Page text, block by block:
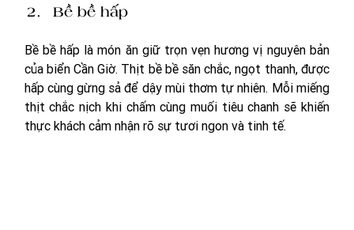
Bề bề hấp
Bề bề hấp là món ăn giữ trọn vẹn hương vị nguyên bản
của biển Cần Giờ. Thịt bề bề săn chắc, ngọt thanh, được
hấp cùng gừng sả để dậy mùi thơm tự nhiên. Mỗi miếng
thịt chắc nịch khi chấm cùng muối tiêu chanh sẽ khiến
thực khách cảm nhận rõ sự tươi ngon và tinh tế.